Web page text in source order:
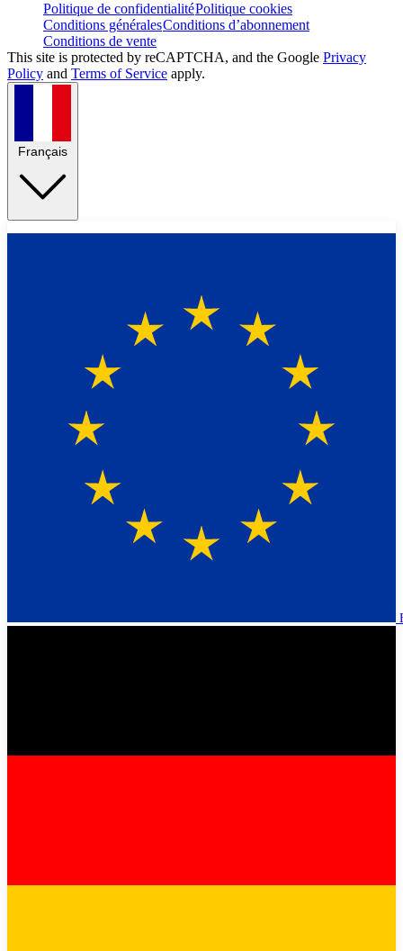
Politique de confidentialitéPolitique cookies
Conditions généralesConditions d’abonnement
Conditions de vente
This site is protected by reCAPTCHA, and the Google Privacy
Policy and Terms of Service apply.
Français